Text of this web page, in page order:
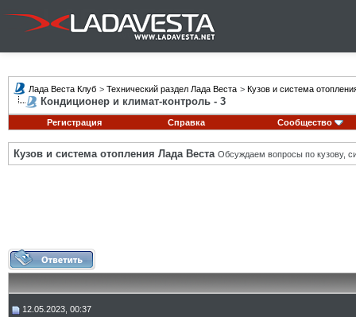
Лада Веста Клуб > Технический раздел Лада Веста > Кузов и система
Кондиционер и климат-контроль - 3
Регистрация Справка Сообщество
Кузов и система отопления Лада Веста Обсуждаем вопросы по кузову,
12.05.2023, 00:37